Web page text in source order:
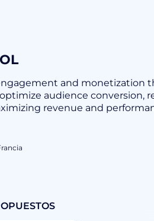
and monetization
audience conversion,
revenue and